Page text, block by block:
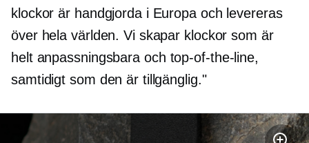
klockor är handgjorda i Europa och levereras
över hela världen. Vi skapar klockor som är
helt anpassningsbara och top-of-the-line,
samtidigt som den är tillgänglig."